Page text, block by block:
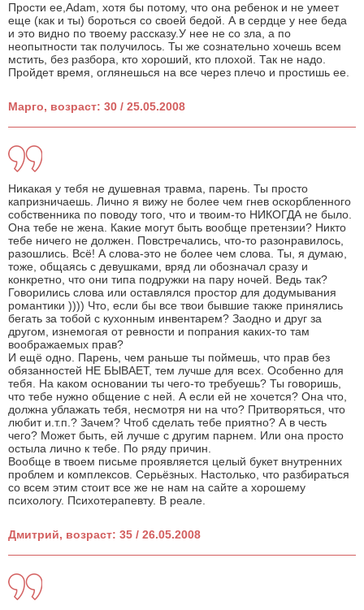
Прости ee,Adam, хотя бы потому, что она ребенок и не умеет
еще (как и ты) бороться со своей бедой. А в сердце у нее беда
и это видно по твоему рассказу.У нее не со зла, а по
неопытности так получилось. Ты же сознательно хочешь всем
мстить, без разбора, кто хороший, кто плохой. Так не надо.
Пройдет время, оглянешься на все через плечо и простишь ее.
Марго, возраст: 30 / 25.05.2008
Никакая у тебя не душевная травма, парень. Ты просто
капризничаешь. Лично я вижу не более чем гнев оскорбленного
собственника по поводу того, что и твоим-то НИКОГДА не было.
Она тебе не жена. Какие могут быть вообще претензии? Никто
тебе ничего не должен. Повстречались, что-то разонравилось,
разошлись. Всё! А слова-это не более чем слова. Ты, я думаю,
тоже, общаясь с девушками, вряд ли обозначал сразу и
конкретно, что они типа подружки на пару ночей. Ведь так?
Говорились слова или оставлялся простор для додумывания
романтики )))) Что, если бы все твои бывшие также принялись
бегать за тобой с кухонным инвентарем? Заодно и друг за
другом, изнемогая от ревности и попрания каких-то там
воображаемых прав?
И ещё одно. Парень, чем раньше ты поймешь, что прав без
обязанностей НЕ БЫВАЕТ, тем лучше для всех. Особенно для
тебя. На каком основании ты чего-то требуешь? Ты говоришь,
что тебе нужно общение с ней. А если ей не хочется? Она что,
должна ублажать тебя, несмотря ни на что? Притворяться, что
любит и.т.п.? Зачем? Чтоб сделать тебе приятно? А в честь
чего? Может быть, ей лучше с другим парнем. Или она просто
остыла лично к тебе. По ряду причин.
Вообще в твоем письме проявляется целый букет внутренних
проблем и комплексов. Серьёзных. Настолько, что разбираться
со всем этим стоит все же не нам на сайте а хорошему
психологу. Психотерапевту. В реале.
Дмитрий, возраст: 35 / 26.05.2008